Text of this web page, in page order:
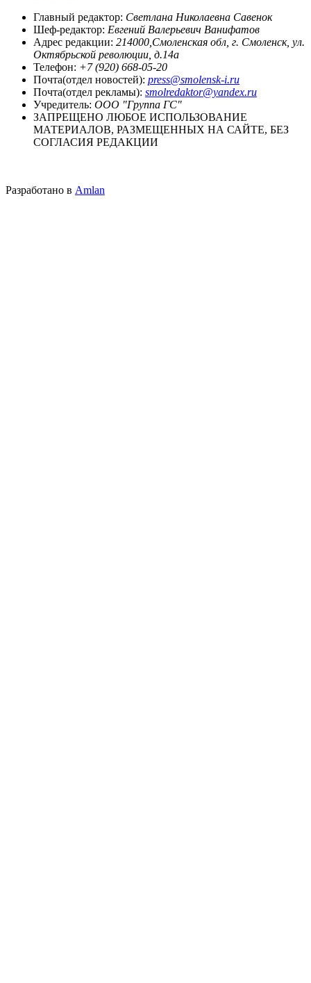
Главный редактор: Светлана Николаевна Савенок
Шеф-редактор: Евгений Валерьевич Ванифатов
Адрес редакции: 214000,Смоленская обл, г. Смоленск, ул.
Октябрьской революции, д.14а
Телефон: +7 (920) 668-05-20
Почта(отдел новостей): press@smolensk-i.ru
Почта(отдел рекламы): smolredaktor@yandex.ru
Учредитель: ООО "Группа ГС"
ЗАПРЕЩЕНО ЛЮБОЕ ИСПОЛЬЗОВАНИЕ
МАТЕРИАЛОВ, РАЗМЕЩЕННЫХ НА САЙТЕ, БЕЗ
СОГЛАСИЯ РЕДАКЦИИ
Разработано в Amlan